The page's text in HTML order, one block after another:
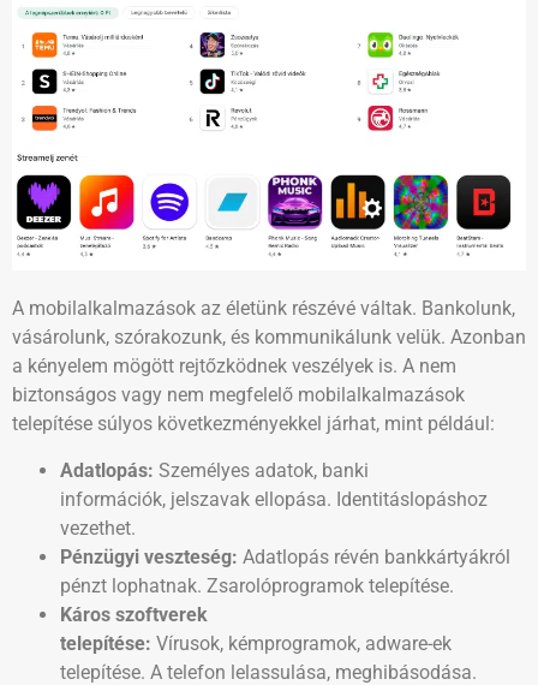
A mobilalkalmazások az életünk részévé váltak. Bankolunk,
vásárolunk, szórakozunk, és kommunikálunk velük. Azonban
a kényelem mögött rejtőzködnek veszélyek is. A nem
biztonságos vagy nem megfelelő mobilalkalmazások
telepítése súlyos következményekkel járhat, mint például:
Adatlopás: Személyes adatok, banki
információk, jelszavak ellopása. Identitáslopáshoz
vezethet.
Pénzügyi veszteség: Adatlopás révén bankkártyákról
pénzt lophatnak. Zsarolóprogramok telepítése.
Káros szoftverek
telepítése: Vírusok, kémprogramok, adware-ek
telepítése. A telefon lelassulása, meghibásodása.